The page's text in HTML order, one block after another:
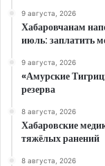
9 августа, 2026
Хабаровчанам
июль: заплатить
9 августа, 2026
«Амурские
резерва
8 августа, 2026
Хабаровские
тяжёлых ранений
8 августа, 2026